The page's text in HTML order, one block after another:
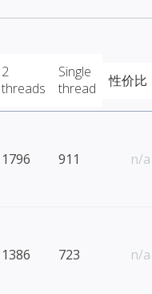
2
threads
Single
thread
性价比
1796 911 n/a
1386 723 n/a